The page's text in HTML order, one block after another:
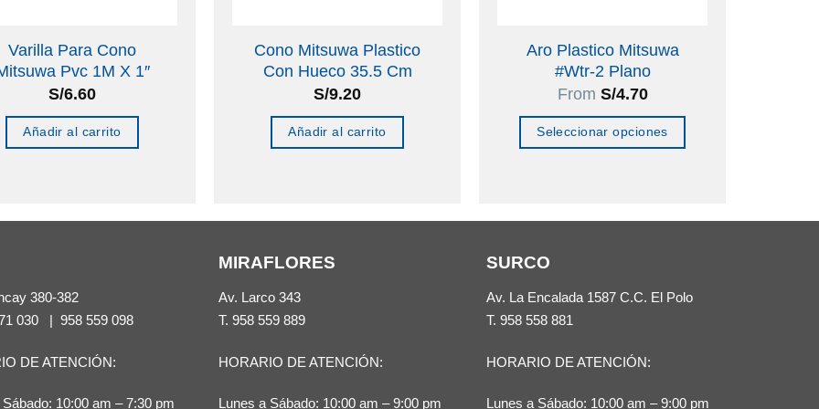
Varilla Para Cono
Pvc 1M X 1″
S/6.60
Añadir al carrito
Cono Mitsuwa Plastico
Con Hueco 35.5 Cm
S/9.20
Añadir al carrito
Aro Plastico Mitsuwa
#Wtr-2 Plano
From S/4.70
Seleccionar opciones
Las
pueden
380-382
030| 958 559 098
DE ATENCIÓN:
Sábado: 10:00 am – 7:30 pm
MIRAFLORES
Av. Larco 343
T. 958 559 889
HORARIO DE ATENCIÓN:
Lunes a Sábado: 10:00 am – 9:00 pm
SURCO
Av. La Encalada 1587 C.C. El Polo
T. 958 558 881
HORARIO DE ATENCIÓN:
Lunes a Sábado: 10:00 am – 9:00 pm